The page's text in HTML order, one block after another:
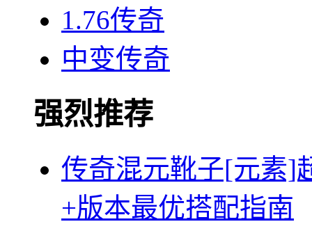
1.76传奇
中变传奇
强烈推荐
传奇混元靴子[元素]
+版本最优搭配指南